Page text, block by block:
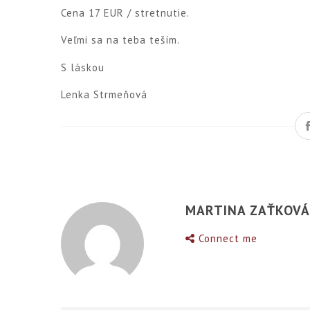
Cena 17 EUR / stretnutie.
Veľmi sa na teba teším.
S láskou
Lenka Strmeňová
MARTINA ZAŤKOVÁ
Connect me